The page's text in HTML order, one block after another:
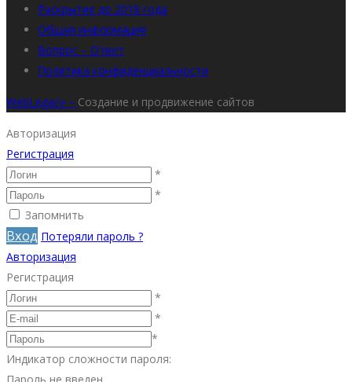
Раскрытие до 2018 года
Общая информация
Вопрос – Ответ
Политика конфиденциальности
WebLegacy – Создание и продвижение сайтов
Авторизация
Регистрация
*
*
Запомнить
Вход Потеряли пароль ?
Авторизация
Регистрация
*
*
*
Индикатор сложности пароля: